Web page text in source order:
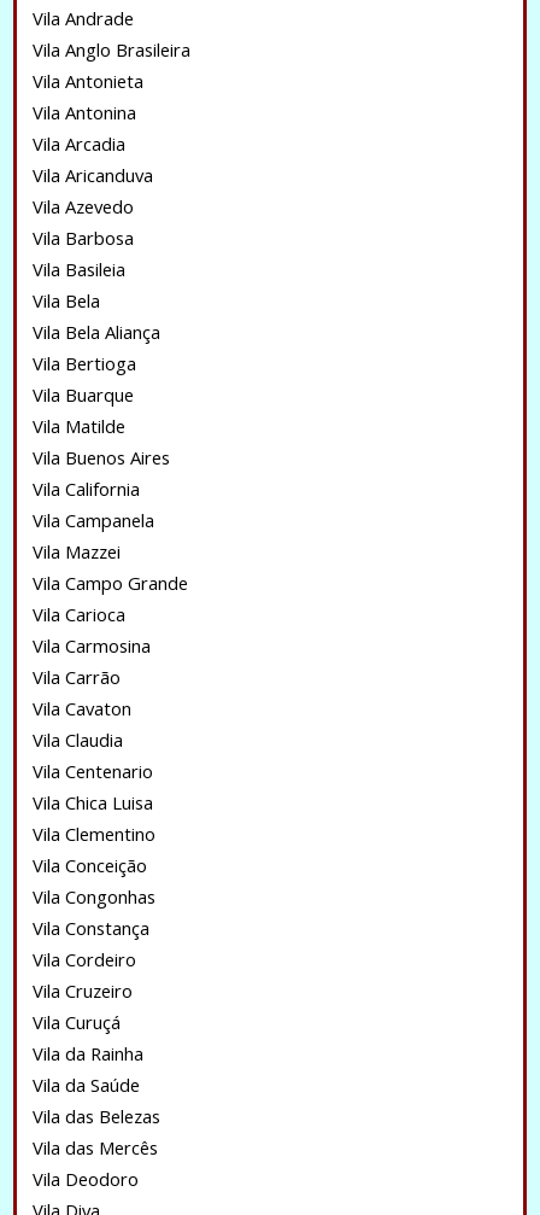
Vila Andrade
Vila Anglo Brasileira
Vila Antonieta
Vila Antonina
Vila Arcadia
Vila Aricanduva
Vila Azevedo
Vila Barbosa
Vila Basileia
Vila Bela
Vila Bela Aliança
Vila Bertioga
Vila Buarque
Vila Matilde
Vila Buenos Aires
Vila California
Vila Campanela
Vila Mazzei
Vila Campo Grande
Vila Carioca
Vila Carmosina
Vila Carrão
Vila Cavaton
Vila Claudia
Vila Centenario
Vila Chica Luisa
Vila Clementino
Vila Conceição
Vila Congonhas
Vila Constança
Vila Cordeiro
Vila Cruzeiro
Vila Curuçá
Vila da Rainha
Vila da Saúde
Vila das Belezas
Vila das Mercês
Vila Deodoro
Vila Diva